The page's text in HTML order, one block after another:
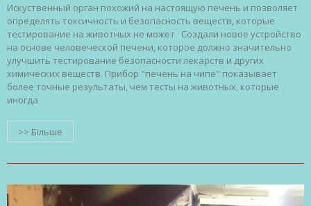
Искуственный орган похожий на настоящую печень и позволяет
определять токсичность и безопасность веществ, которые
тестирование на животных не может Создали новое устройство
на основе человеческой печени, которое должно значительно
улучшить тестирование безопасности лекарств и других
химических веществ. Прибор "печень на чипе" показывает
более точные результаты, чем тесты на животных, которые
иногда
>> Більше